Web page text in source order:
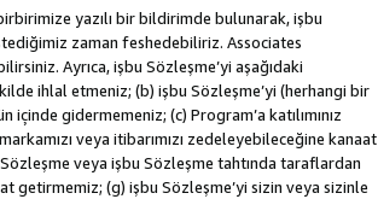
yazılı bir bildirimde bulunarak, işbu
zaman feshedebiliriz. Associates
Ayrıca, işbu Sözleşme’yi aşağıdaki
ihlal etmeniz; (b) işbu Sözleşme’yi (herhangi bir
gidermemeniz; (c) Program’a katılımınız
veya itibarımızı zedeleyebileceğine kanaat
Sözleşme veya işbu Sözleşme tahtında taraflardan
(g) işbu Sözleşme’yi sizin veya sizinle